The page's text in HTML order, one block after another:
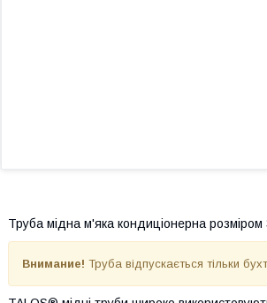
Труба мідна м'яка кондиціонерна
Внимание! Труба відпускається тільки